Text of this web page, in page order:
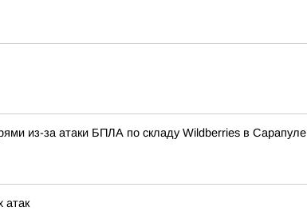
из-за атаки БПЛА по складу Wildberries в Сарапуле
атак